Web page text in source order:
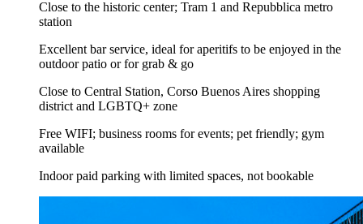
Close to the historic center; Tram 1 and Repubblica metro
station
Excellent bar service, ideal for aperitifs to be enjoyed in the
outdoor patio or for grab & go
Close to Central Station, Corso Buenos Aires shopping
district and LGBTQ+ zone
Free WIFI; business rooms for events; pet friendly; gym
available
Indoor paid parking with limited spaces, not bookable